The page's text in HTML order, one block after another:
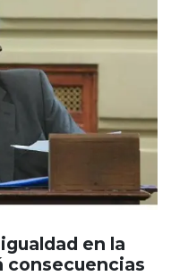
en la
consecuencias